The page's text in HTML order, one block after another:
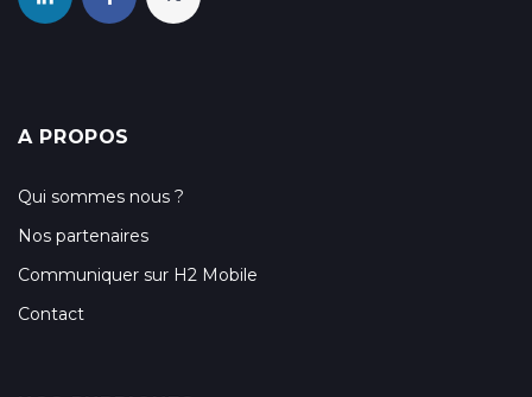
A PROPOS
Qui sommes nous ?
Nos partenaires
Communiquer sur H2 Mobile
Contact